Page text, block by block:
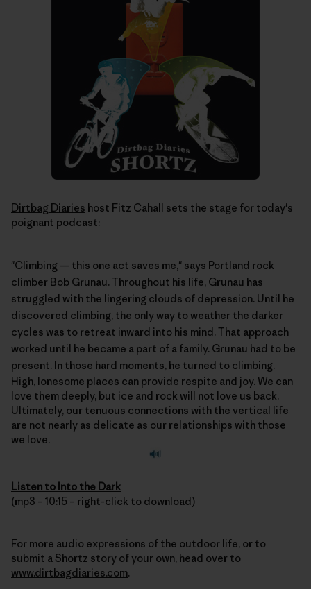
Dirtbag Diaries host Fitz Cahall sets the stage for today's
poignant podcast:
"Climbing — this one act saves me," says Portland rock
climber Bob Grunau. Throughout his life, Grunau has
struggled with the lingering clouds of depression. Until he
discovered climbing, the only way to weather the darker
cycles was to retreat inward into his mind. That approach
worked until he became a part of a family. Grunau had to be
present. In those hard moments, he turned to climbing.
High, lonesome places can provide respite and joy. We can
love them deeply, but ice and rock will not love us back.
Ultimately, our tenuous connections with the vertical life
are not nearly as delicate as our relationships with those
we love.
Listen to Into the Dark
(mp3 – 10:15 – right-click to download)
For more audio expressions of the outdoor life, or to
submit a Shortz story of your own, head over to
www.dirtbagdiaries.com.